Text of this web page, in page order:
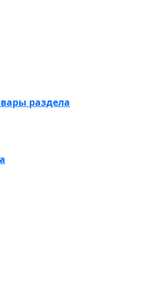
раздела